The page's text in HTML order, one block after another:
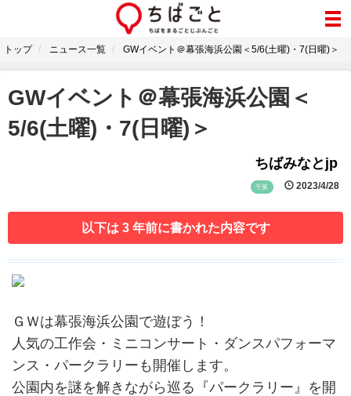
トップ ニュース一覧 GWイベント＠幕張海浜公園＜5/6(土曜)・7(日曜)＞
GWイベント＠幕張海浜公園＜
5/6(土曜)・7(日曜)＞
ちばみなとjp
千葉 2023/4/28
以下は 3 年前に書かれた内容です
ＧＷは幕張海浜公園で遊ぼう！
人気の工作会・ミニコンサート・ダンスパフォーマ
ンス・パークラリーも開催します。
公園内を謎を解きながら巡る『パークラリー』を開